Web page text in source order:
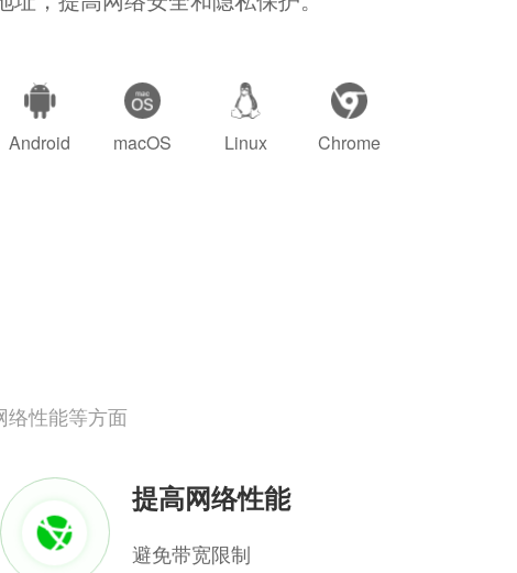
Android macOS Linux Chrome
络性能等方面
提高网络性能
避免带宽限制